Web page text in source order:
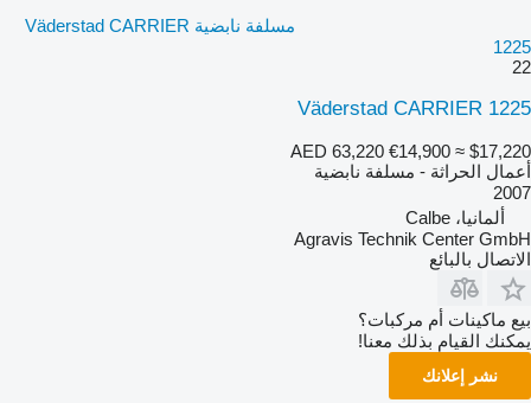
مسلفة نابضية Väderstad CARRIER
1225
22
Väderstad CARRIER 1225
AED 63,220 €14,900 ≈ $17,220
أعمال الحراثة - مسلفة نابضية
2007
ألمانيا، Calbe
Agravis Technik Center GmbH
الاتصال بالبائع
بيع ماكينات أم مركبات؟
يمكنك القيام بذلك معنا!
نشر إعلانك